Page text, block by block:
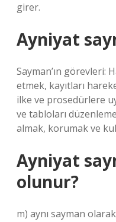
girer.
Ayniyat
Sayman’ın görevleri:
etmek, kayıtları
ilke ve prosedürlere
ve tabloları
almak, korumak ve
Ayniyat
olunur?
m) aynı sayman